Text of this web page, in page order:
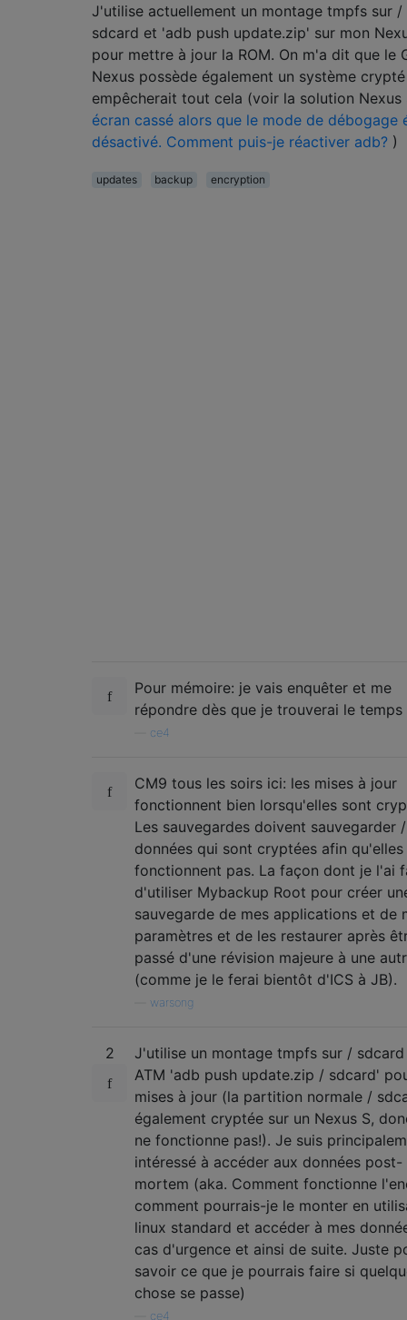
J'utilise actuellement un montage tmpfs sur /
sdcard et 'adb push update.zip' sur mon
pour mettre à jour la ROM. On m'a dit que le
Nexus possède également un système
empêcherait tout cela (voir la solution Nexus
écran cassé alors que le mode de débogage
désactivé. Comment puis-je réactiver adb? )
updates backup encryption
Pour mémoire: je vais enquêter et me
répondre dès que je trouverai le temps
ce4
CM9 tous les soirs ici: les mises à jour
fonctionnent bien lorsqu'elles sont
Les sauvegardes doivent sauvegarder /
données qui sont cryptées afin qu'elles
fonctionnent pas. La façon dont je l'ai
d'utiliser Mybackup Root pour créer
sauvegarde de mes applications et de
paramètres et de les restaurer après
passé d'une révision majeure à une
(comme je le ferai bientôt d'ICS à JB).
warsong
2
J'utilise un montage tmpfs sur /
ATM 'adb push update.zip / sdcard'
mises à jour (la partition normale /
également cryptée sur un Nexus S,
ne fonctionne pas!). Je suis
intéressé à accéder aux données post-
mortem (aka. Comment fonctionne
comment pourrais-je le monter en
linux standard et accéder à mes
cas d'urgence et ainsi de suite. Juste
savoir ce que je pourrais faire si
chose se passe)
ce4